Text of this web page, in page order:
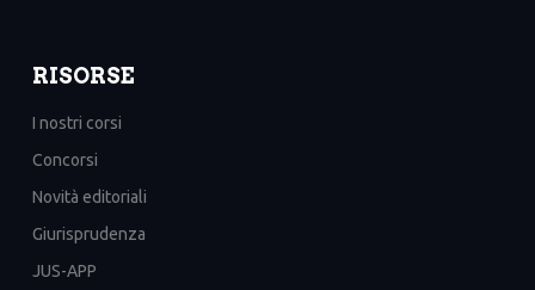
RISORSE
I nostri corsi
Concorsi
Novità editoriali
Giurisprudenza
JUS-APP